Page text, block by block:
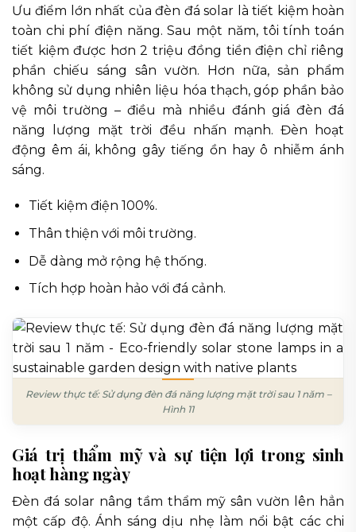
Ưu điểm lớn nhất của đèn đá solar là tiết kiệm hoàn
toàn chi phí điện năng. Sau một năm, tôi tính toán
tiết kiệm được hơn 2 triệu đồng tiền điện chỉ riêng
phần chiếu sáng sân vườn. Hơn nữa, sản phẩm
không sử dụng nhiên liệu hóa thạch, góp phần bảo
vệ môi trường – điều mà nhiều đánh giá đèn đá
năng lượng mặt trời đều nhấn mạnh. Đèn hoạt
động êm ái, không gây tiếng ồn hay ô nhiễm ánh
sáng.
Tiết kiệm điện 100%.
Thân thiện với môi trường.
Dễ dàng mở rộng hệ thống.
Tích hợp hoàn hảo với đá cảnh.
Review thực tế: Sử dụng đèn đá năng lượng mặt trời sau 1 năm –
Hình 11
Giá trị thẩm mỹ và sự tiện lợi trong sinh
hoạt hàng ngày
Đèn đá solar nâng tầm thẩm mỹ sân vườn lên hẳn
một cấp độ. Ánh sáng dịu nhẹ làm nổi bật các chi